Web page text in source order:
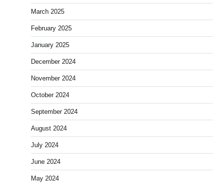
March 2025
February 2025
January 2025
December 2024
November 2024
October 2024
September 2024
August 2024
July 2024
June 2024
May 2024